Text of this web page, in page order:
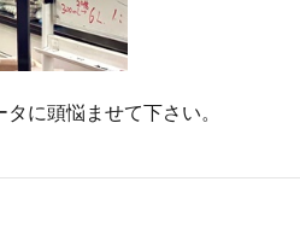
に頭悩ませて下さい。